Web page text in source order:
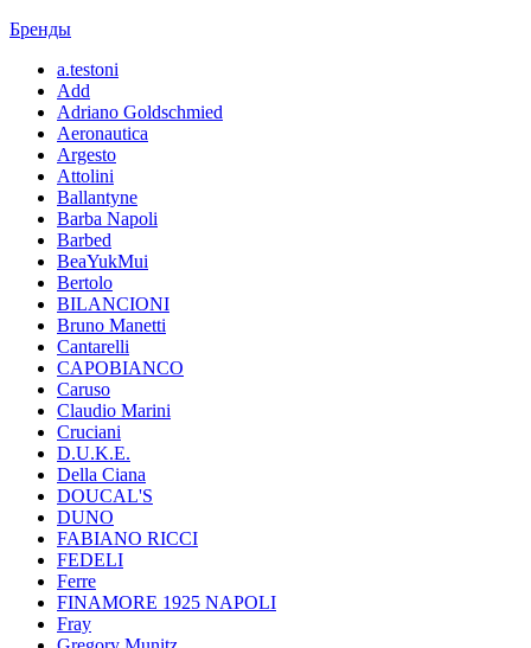
Бренды
a.testoni
Add
Adriano Goldschmied
Aeronautica
Argesto
Attolini
Ballantyne
Barba Napoli
Barbed
BeaYukMui
Bertolo
BILANCIONI
Bruno Manetti
Cantarelli
CAPOBIANCO
Caruso
Claudio Marini
Cruciani
D.U.K.E.
Della Ciana
DOUCAL'S
DUNO
FABIANO RICCI
FEDELI
Ferre
FINAMORE 1925 NAPOLI
Fray